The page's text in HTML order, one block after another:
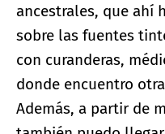
ancestrales, que ahí
sobre las fuentes
con curanderas,
donde encuentro
Además, a partir de